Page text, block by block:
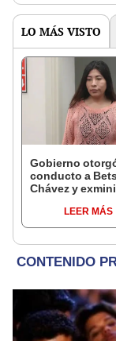
LO MÁS VISTO
Gobierno
conducto a
Chávez y
madrugadaLEER MÁS